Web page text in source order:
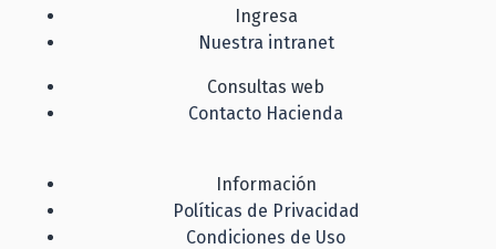
Ingresa
Nuestra intranet
Consultas web
Contacto Hacienda
Información
Políticas de Privacidad
Condiciones de Uso